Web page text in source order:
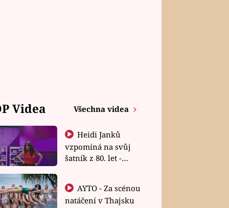
Videa Všechna videa
Heidi Janků
vzpomíná na svůj
šatník z 80. let -
natáčení v Thajsku